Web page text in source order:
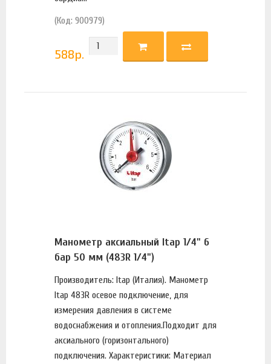
(Код: 900979)
588р.
Манометр аксиальный Itap 1/4" 6
бар 50 мм (483R 1/4")
Производитель: Itap (Италия). Манометр
Itap 483R осевое подключение, для
измерения давления в системе
водоснабжения и отопления.Подходит для
аксиального (горизонтального)
подключения. Характеристики: Материал